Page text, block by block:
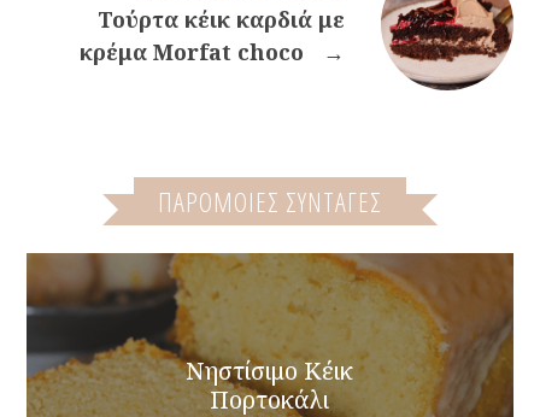
Τούρτα κέικ καρδιά με
κρέμα Morfat choco
→
ΠΑΡΌΜΟΙΕΣ ΣΥΝΤΑΓΈΣ
Νηστίσιμο Κέικ
Πορτοκάλι